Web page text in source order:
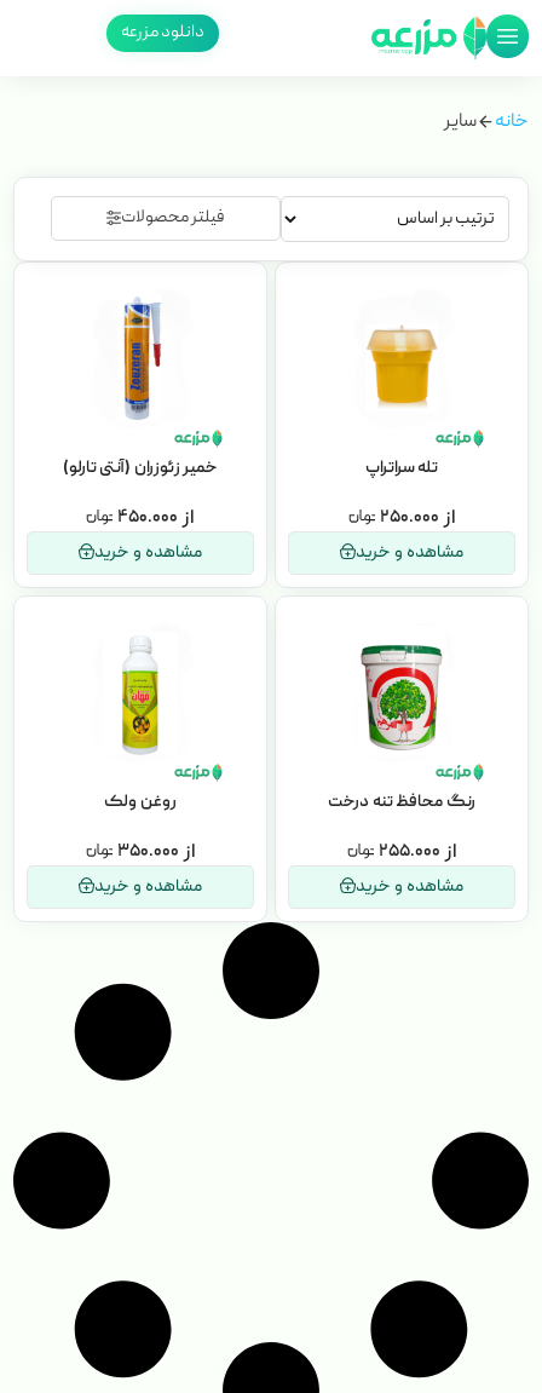
دانلود مزرعه
خانه سایر
فیلتر محصولات
تله سراتراپ
۲۵۰.۰۰۰
مشاهده و خرید
خمیر زئوزران (آنتی تارلو)
۴۵۰.۰۰۰
مشاهده و خرید
رنگ محافظ تنه درخت
۲۵۵.۰۰۰
مشاهده و خرید
روغن ولک
۳۵۰.۰۰۰
مشاهده و خرید